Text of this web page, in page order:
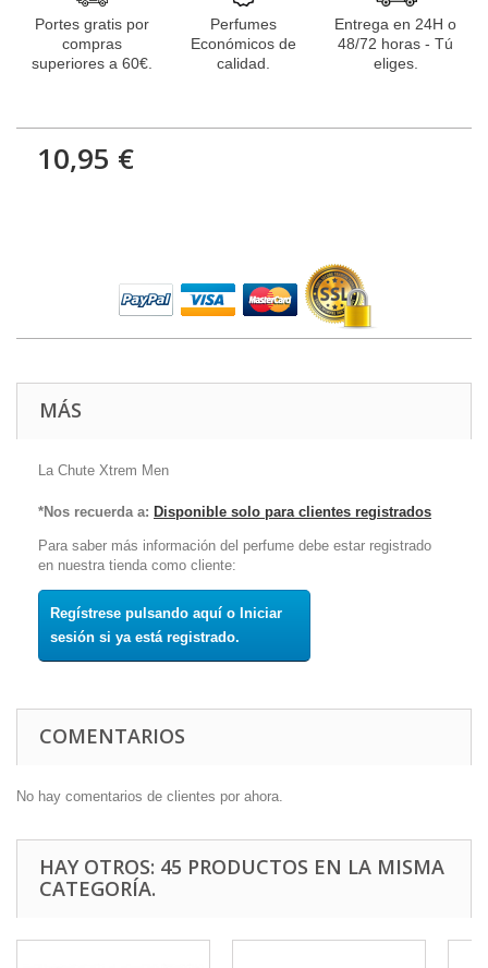
Portes gratis por
compras
superiores a 60€.
Perfumes
Económicos de
calidad.
Entrega en 24H o
48/72 horas - Tú
eliges.
10,95 €
MÁS
La Chute Xtrem Men
*Nos recuerda a: Disponible solo para clientes registrados
Para saber más información del perfume debe estar registrado
en nuestra tienda como cliente:
Regístrese pulsando aquí o Iniciar
sesión si ya está registrado.
COMENTARIOS
No hay comentarios de clientes por ahora.
HAY OTROS: 45 PRODUCTOS EN LA MISMA
CATEGORÍA.